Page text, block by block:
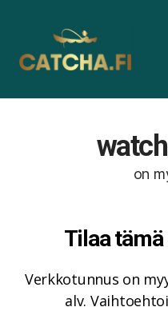
on
Tilaa
Verkkotunnus on
alv.